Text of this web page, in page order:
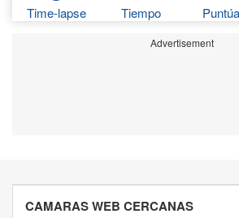
Time-lapse Tiempo
Advertisement
CAMARAS WEB CERCANAS